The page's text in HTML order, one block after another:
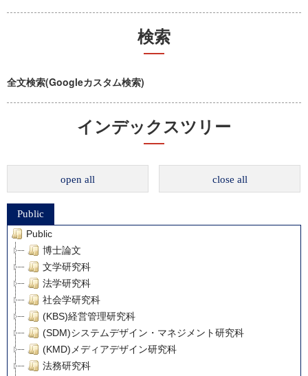
検索
全文検索(Googleカスタム検索)
インデックスツリー
open all close all
Public
Public
博士論文
文学研究科
法学研究科
社会学研究科
(KBS)経営管理研究科
(SDM)システムデザイン・マネジメント研究科
(KMD)メディアデザイン研究科
法務研究科